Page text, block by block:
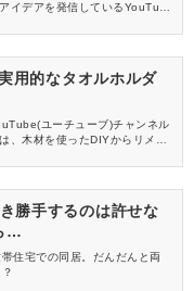
イデアを発信しているYouTub
ンターの材料を使ったシューズ
用的なタオルホルダ
ユーチューブ)チャンネル
、木材を使ったDIYからリメイ
材料を使ったタオルホルダーの
勝手するのは許せな
…
住宅での同居。だんだんと両